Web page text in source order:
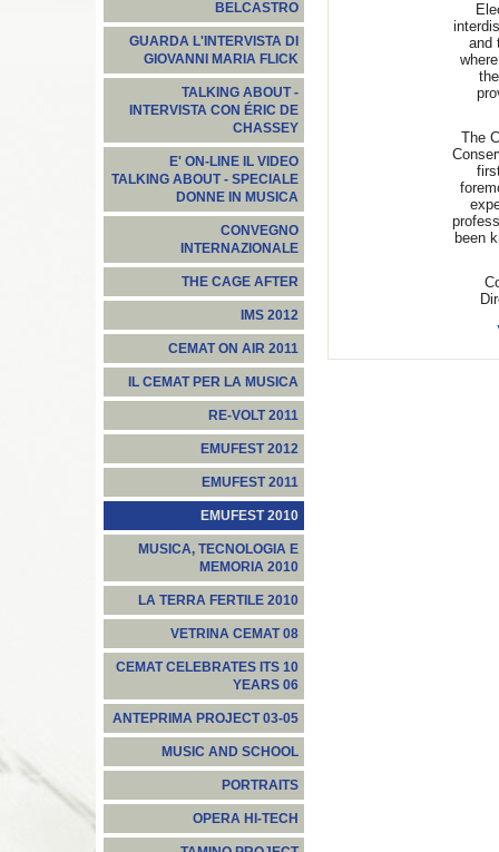
BELCASTRO
GUARDA L'INTERVISTA DI
GIOVANNI MARIA FLICK
TALKING ABOUT -
INTERVISTA CON ÉRIC DE
CHASSEY
E' ON-LINE IL VIDEO
TALKING ABOUT - SPECIALE
DONNE IN MUSICA
CONVEGNO
INTERNAZIONALE
THE CAGE AFTER
IMS 2012
CEMAT ON AIR 2011
IL CEMAT PER LA MUSICA
RE-VOLT 2011
EMUFEST 2012
EMUFEST 2011
EMUFEST 2010
MUSICA, TECNOLOGIA E
MEMORIA 2010
LA TERRA FERTILE 2010
VETRINA CEMAT 08
CEMAT CELEBRATES ITS 10
YEARS 06
ANTEPRIMA PROJECT 03-05
MUSIC AND SCHOOL
PORTRAITS
OPERA HI-TECH
and
The
been